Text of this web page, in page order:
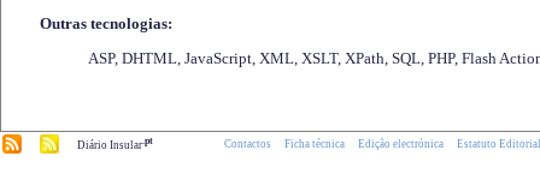
Outras tecnologias:
ASP, DHTML, JavaScript, XML, XSLT, XPath, SQL, PHP, Flash
Diário Insular.pt Contactos Ficha técnica Edição electrónica Estatuto Editorial